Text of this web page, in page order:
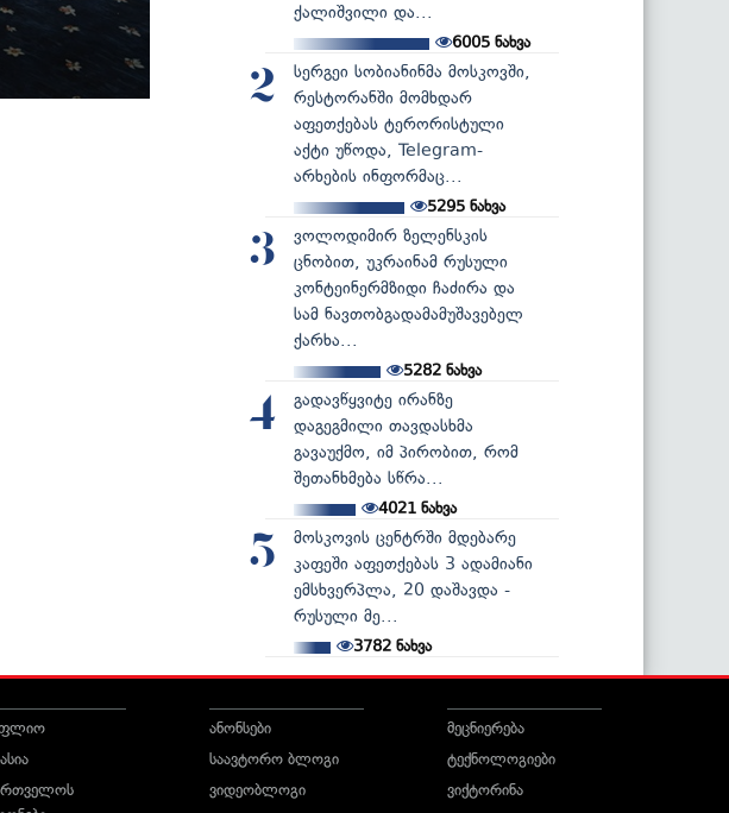
ქალიშვილი და...
6005 ნახვა
2
სერგეი სობიანინმა მოსკოვში,
რესტორანში მომხდარ
აფეთქებას ტერორისტული
აქტი უწოდა, Telegram-
არხების ინფორმაც...
5295 ნახვა
3
ვოლოდიმირ ზელენსკის
ცნობით, უკრაინამ რუსული
კონტეინერმზიდი ჩაძირა და
სამ ნავთობგადამამუშავებელ
ქარხა...
5282ნახვა
4
გადავწყვიტე ირანზე
დაგეგმილი თავდასხმა
გავაუქმო, იმ პირობით, რომ
შეთანხმება სწრა...
4021ნახვა
5
მოსკოვის ცენტრში მდებარე
კაფეში აფეთქებას 3 ადამიანი
ემსხვერპლა, 20 დაშავდა -
რუსული მე...
3782 ნახვა
ანონსები
საავტორო ბლოგი
ვიდეობლოგი
მეცნიერება
ტექნოლოგიები
ვიქტორინა